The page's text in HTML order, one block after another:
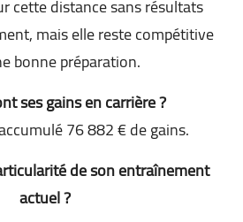
cette distance sans résultats
mais elle reste compétitive
bonne préparation.
ses gains en carrière ?
76 882 € de gains.
de son entraînement
actuel ?